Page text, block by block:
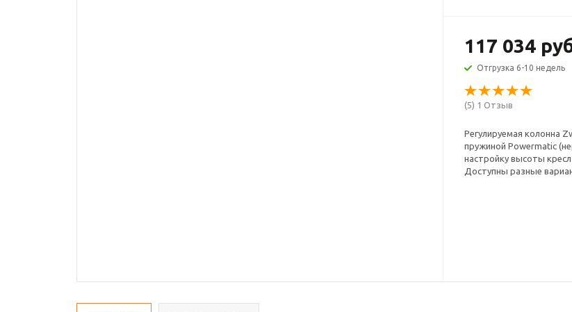
117 034
Отгрузка 6-10 недель
(5) 1 Отзыв
Регулируемая колонна
пружиной Powermatic
настройку высоты
Доступны разные